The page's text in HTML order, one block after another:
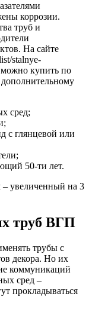
коррозии.
труб и
На сайте
stalnye-
купить по
сред;
с глянцевой или
50-ти лет.
увеличенный на 3
труб ВГП
трубы с
декора. Но их
коммуникаций
сред –
прокладываться